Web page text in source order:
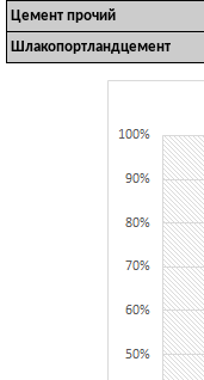
Цемент прочий
Шлакопортландцемент